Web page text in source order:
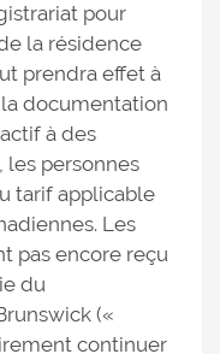
pour
la résidence
prendra effet à
documentation
à des
les personnes
tarif applicable
Les
pas encore reçu
du
(«
continuer